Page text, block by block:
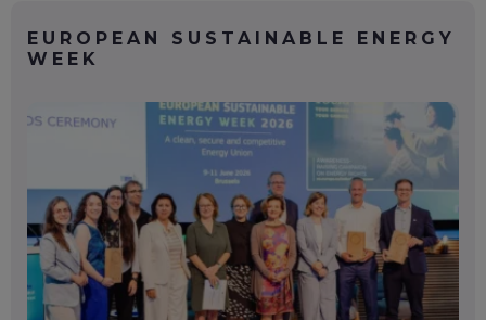
EUROPEAN SUSTAINABLE ENERGY
WEEK